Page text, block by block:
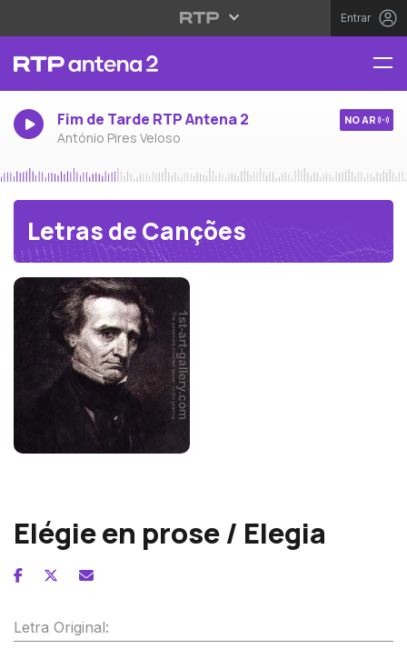
Entrar
Fim de Tarde RTP Antena 2
António Pires Veloso
NO AR
Letras de Canções
Elégie en prose / Elegia
Letra Original: